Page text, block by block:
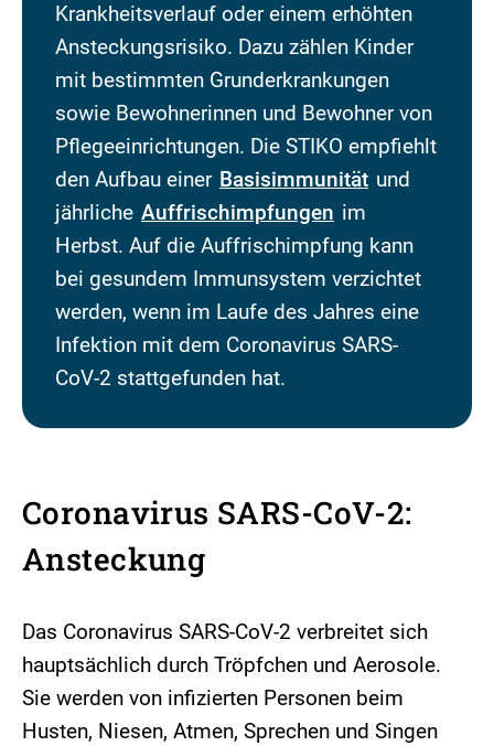
Krankheitsverlauf oder einem erhöhten
Ansteckungsrisiko. Dazu zählen Kinder
mit bestimmten Grunderkrankungen
sowie Bewohnerinnen und Bewohner von
Pflegeeinrichtungen. Die STIKO empfiehlt
den Aufbau einer Basisimmunität und
jährliche Auffrischimpfungen im
Herbst. Auf die Auffrischimpfung kann
bei gesundem Immunsystem verzichtet
werden, wenn im Laufe des Jahres eine
Infektion mit dem Coronavirus SARS-
CoV-2 stattgefunden hat.
Coronavirus SARS-CoV-2:
Ansteckung
Das Coronavirus SARS-CoV-2 verbreitet sich
hauptsächlich durch Tröpfchen und Aerosole.
Sie werden von infizierten Personen beim
Husten, Niesen, Atmen, Sprechen und Singen